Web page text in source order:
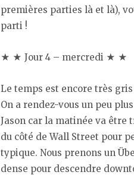
premières parties là et là),
parti !
★ ★ Jour 4 – mercredi ★ ★
Le temps est encore très
On a rendez-vous un peu
Jason car la matinée va être
du côté de Wall Street pour
typique. Nous prenons un
dense pour descendre